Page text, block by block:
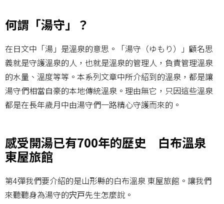
何謂「湯守」？
在日文中「湯」是溫泉的意思。「湯守（ゆもり）」顧名思
義就是守護溫泉的人，也就是溫泉的管理人，負責管理溫泉
的水量、溫度等等。本系列文章中所介紹到的溫泉，都是讓
湯守們相當自豪的本地傳統溫泉。理由無它，只因這些溫泉
都是在長年歲月中由湯守們一路精心守護而來的。
感受開湯已有700年的歷史 白布溫泉
東屋旅館
第4彈我們要介紹的是山形縣的白布溫泉 東屋旅館。讓我們
來聽聽身為湯守的宍戸先生怎麼說。